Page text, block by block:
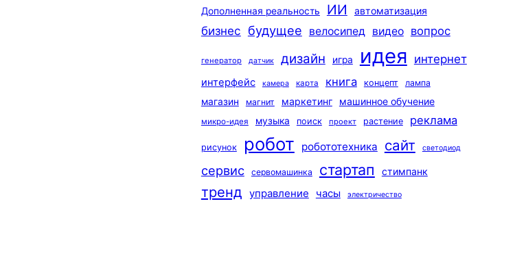
Дополненная реальность ИИ автоматизация
бизнес будущее велосипед видео вопрос
генератор датчик дизайн игра идея интернет
интерфейс камера карта книга концепт лампа
магазин магнит маркетинг машинное обучение
микро-идея музыка поиск проект растение реклама
рисунок робот робототехника сайт светодиод
сервис сервомашинка стартап стимпанк
тренд управление часы электричество